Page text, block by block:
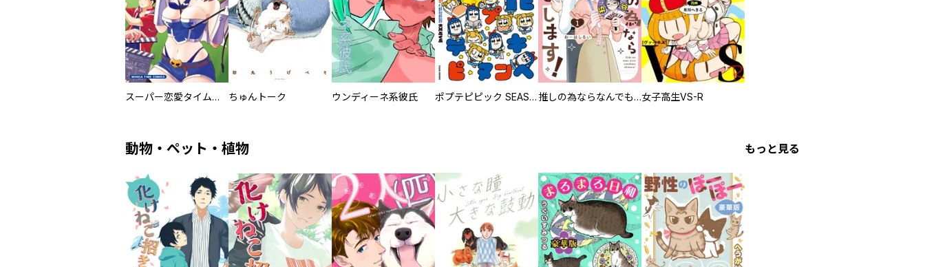
スーパー恋愛タイム！～現場でドＳな彼女は自宅でデレる～ ちゅんトーク ウンディーネ系彼氏 ポプテピピック SEASON EIGHT 推しの為ならなんでもします！女子高生VS-R
動物・ペット・植物 もっと見る